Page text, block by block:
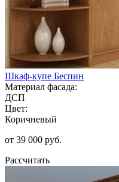
Шкаф-купе Беспин
Материал фасада:
ДСП
Цвет:
Коричневый
от 39 000 руб.
Рассчитать